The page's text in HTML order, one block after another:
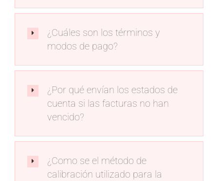
¿Cuáles son los términos y
modos de pago?
¿Por qué envían los estados de
cuenta si las facturas no han
vencido?
¿Como se el método de
calibración utilizado para la